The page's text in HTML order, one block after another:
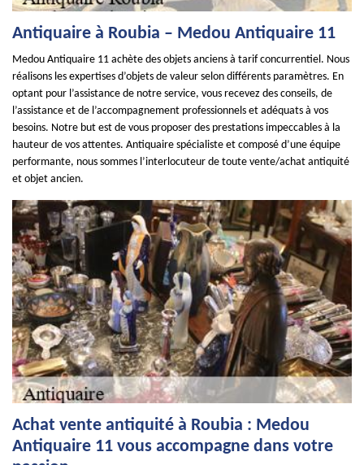
Antiquaire à Roubia – Medou Antiquaire 11
Medou Antiquaire 11 achète des objets anciens à tarif concurrentiel. Nous
réalisons les expertises d’objets de valeur selon différents paramètres. En
optant pour l’assistance de notre service, vous recevez des conseils, de
l’assistance et de l’accompagnement professionnels et adéquats à vos
besoins. Notre but est de vous proposer des prestations impeccables à la
hauteur de vos attentes. Antiquaire spécialiste et composé d’une équipe
performante, nous sommes l’interlocuteur de toute vente/achat antiquité
et objet ancien.
Achat vente antiquité à Roubia : Medou
Antiquaire 11 vous accompagne dans votre